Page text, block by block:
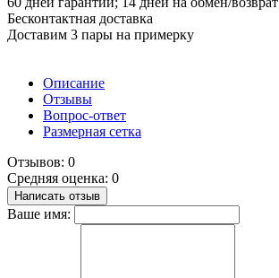
Бесконтактная доставка
Доставим 3 пары на примерку
Описание
Отзывы
Вопрос-ответ
Размерная сетка
Отзывов: 0
Средняя оценка: 0
Написать отзыв
Ваше имя: